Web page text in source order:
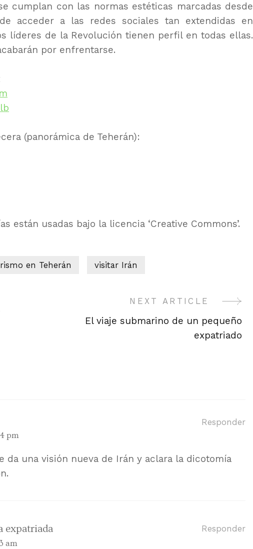
cumplan con las normas estéticas marcadas desde
acceder a las redes sociales tan extendidas en
líderes de la Revolución tienen perfil en todas ellas.
por enfrentarse.
(panorámica de Teherán):
están usadas bajo la licencia ‘Creative Commons’.
en Teherán visitar Irán
NEXT ARTICLE
El viaje submarino de un pequeño
expatriado
pm
Responder
da una visión nueva de Irán y aclara la dicotomía
expatriada
am
Responder